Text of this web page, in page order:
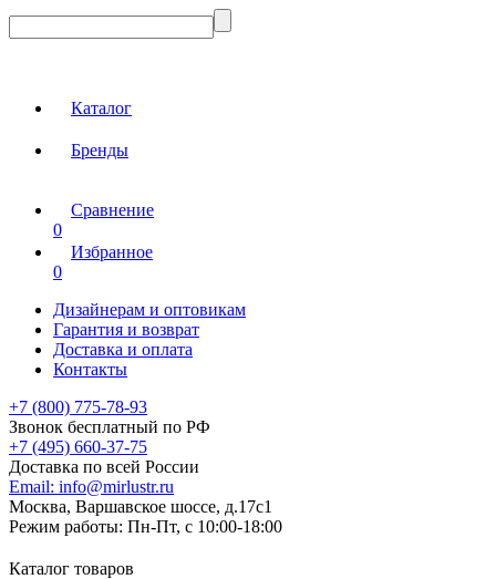
Каталог
Бренды
Сравнение
0
Избранное
0
Дизайнерам и оптовикам
Гарантия и возврат
Доставка и оплата
Контакты
+7 (800) 775-78-93
Звонок бесплатный по РФ
+7 (495) 660-37-75
Доставка по всей России
Email: info@mirlustr.ru
Москва, Варшавское шоссе, д.17c1
Режим работы: Пн-Пт, с 10:00-18:00
Каталог товаров